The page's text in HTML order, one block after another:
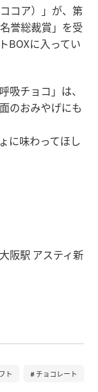
コア）」が、第
誉総裁賞」を受
BOXに入ってい
吸チョコ」は、
のおみやげにも
に味わってほし
阪駅 アスティ新
ト チョコレート